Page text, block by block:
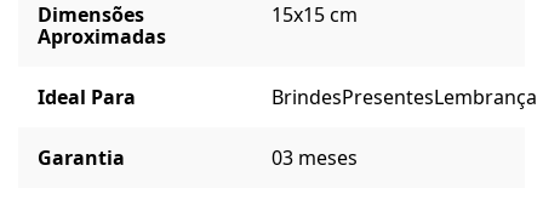
Dimensões
Aproximadas
15x15 cm
Ideal Para BrindesPresentesLembrança
Garantia 03 meses